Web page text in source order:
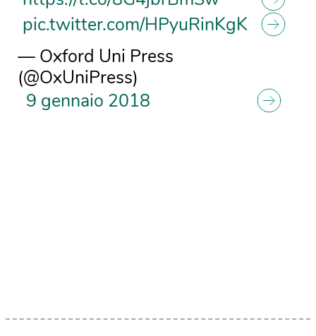
pic.twitter.com/HPyuRinKgK
— Oxford Uni Press
(@OxUniPress)
9 gennaio 2018